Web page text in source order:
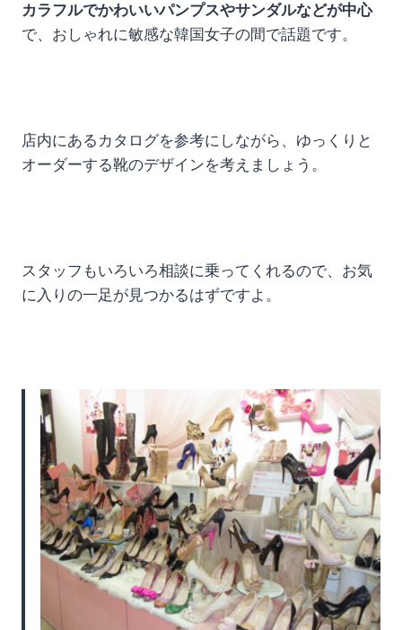
カラフルでかわいいパンプスやサンダルなどが中心
で、おしゃれに敏感な韓国女子の間で話題です。
店内にあるカタログを参考にしながら、ゆっくりと
オーダーする靴のデザインを考えましょう。
スタッフもいろいろ相談に乗ってくれるので、お気
に入りの一足が見つかるはずですよ。